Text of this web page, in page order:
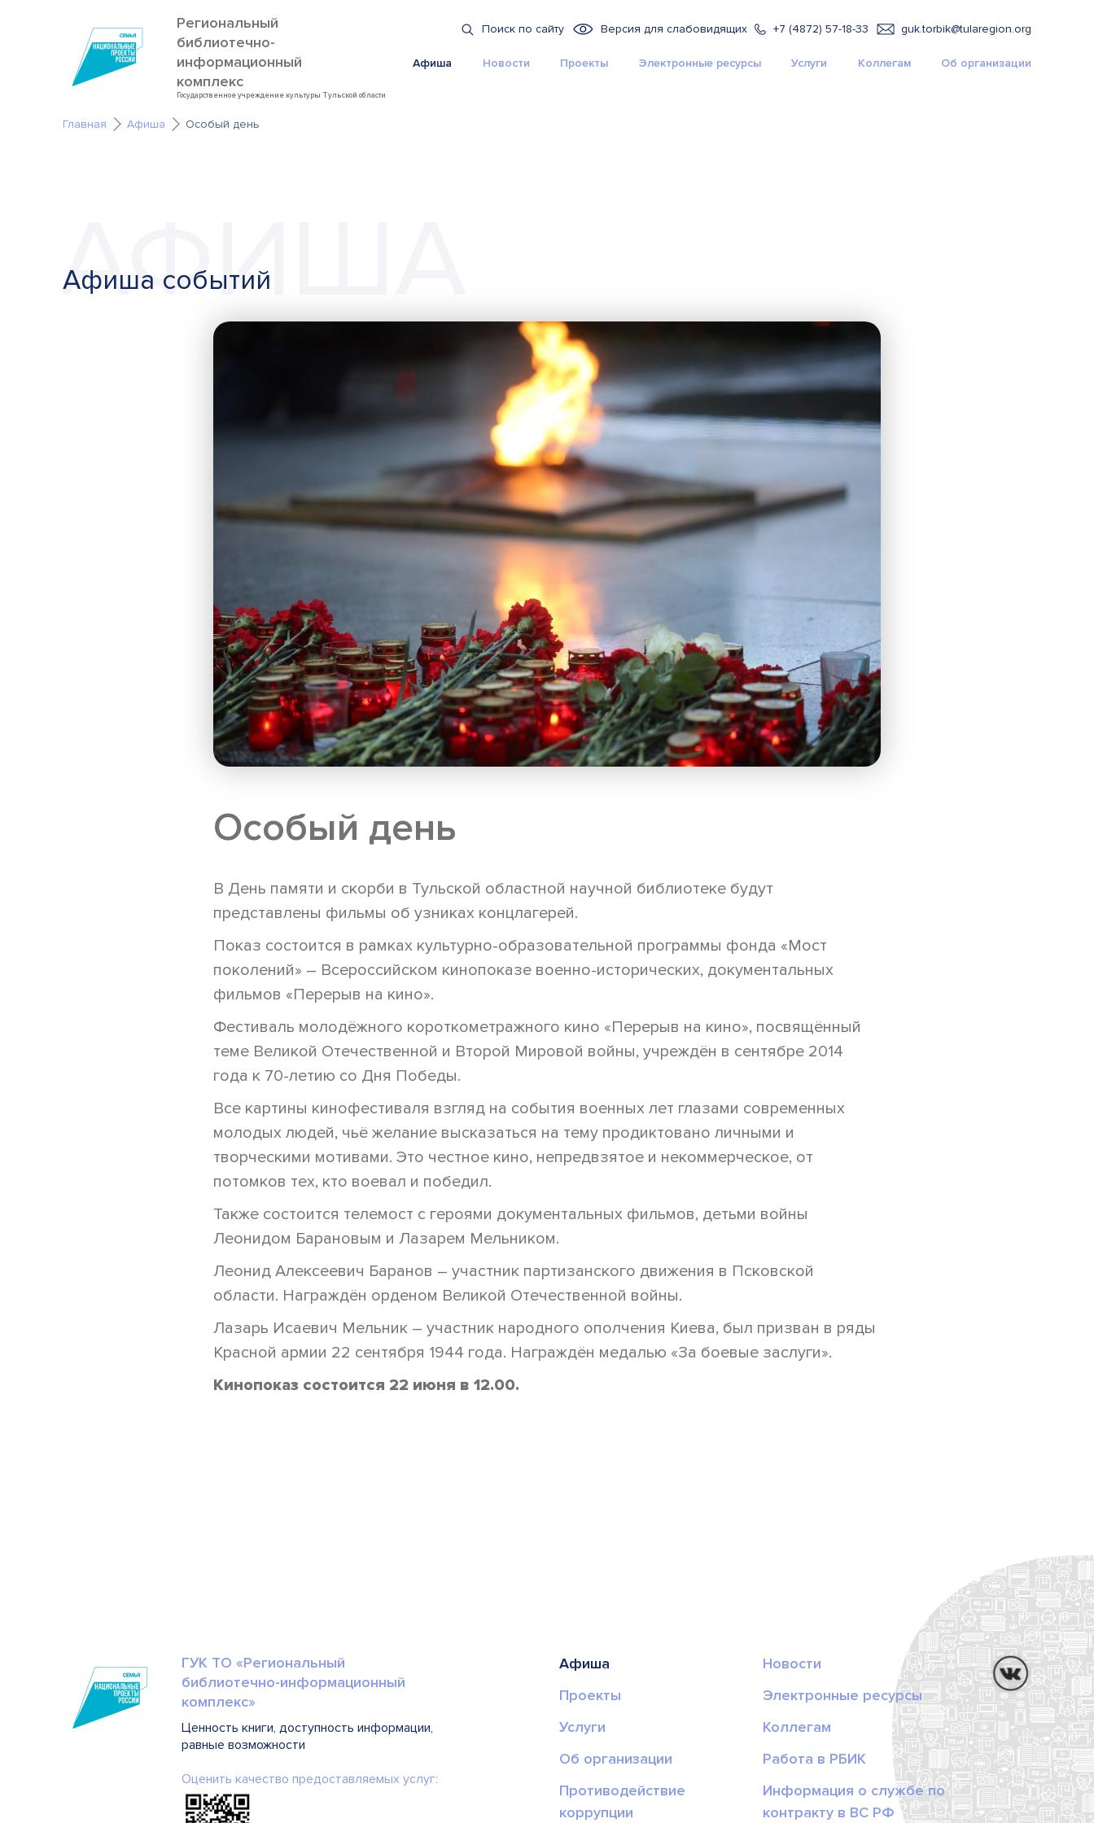
Региональный
библиотечно-
информационный
комплекс
Государственное учреждение культуры Тульской области
Поиск по сайту Версия для слабовидящих +7 (4872) 57-18-33 guk.torbik@tularegion.org
Афиша Новости Проекты Электронные ресурсы Услуги Коллегам Об организации
Главная Афиша Особый день
Афиша событий
АФИША
Особый день
В День памяти и скорби в Тульской областной научной библиотеке будут
представлены фильмы об узниках концлагерей.
Показ состоится в рамках культурно-образовательной программы фонда «Мост
поколений» – Всероссийском кинопоказе военно-исторических, документальных
фильмов «Перерыв на кино».
Фестиваль молодёжного короткометражного кино «Перерыв на кино», посвящённый
теме Великой Отечественной и Второй Мировой войны, учреждён в сентябре 2014
года к 70-летию со Дня Победы.
Все картины кинофестиваля взгляд на события военных лет глазами современных
молодых людей, чьё желание высказаться на тему продиктовано личными и
творческими мотивами. Это честное кино, непредвзятое и некоммерческое, от
потомков тех, кто воевал и победил.
Также состоится телемост с героями документальных фильмов, детьми войны
Леонидом Барановым и Лазарем Мельником.
Леонид Алексеевич Баранов – участник партизанского движения в Псковской
области. Награждён орденом Великой Отечественной войны.
Лазарь Исаевич Мельник – участник народного ополчения Киева, был призван в ряды
Красной армии 22 сентября 1944 года. Награждён медалью «За боевые заслуги».
Кинопоказ состоится 22 июня в 12.00.
ГУК ТО «Региональный
библиотечно-информационный
комплекс»
Ценность книги, доступность информации,
равные возможности
Оценить качество предоставляемых услуг:
Афиша
Новости
Проекты
Электронные ресурсы
Услуги
Коллегам
Об организации
Работа в РБИК
Противодействие
коррупции
Информация о службе по
контракту в ВС РФ